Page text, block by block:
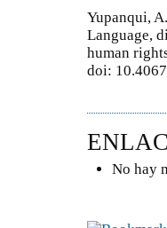
Yupanqui,
Language,
human
doi:
No hay